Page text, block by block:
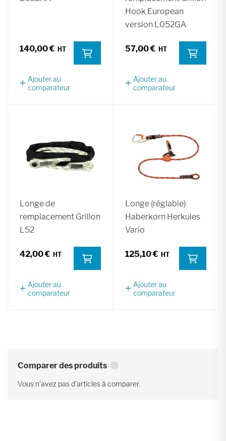
140,00 €
Ajouter au
comparateur
Hook European
version L052GA
57,00 €
Ajouter au
comparateur
Longe de
remplacement Grillon
L52
42,00 €
Ajouter au
comparateur
Longe (réglable)
Haberkorn Herkules
Vario
125,10 €
Ajouter au
comparateur
Comparer des produits
Vous n’avez pas d’articles à comparer.